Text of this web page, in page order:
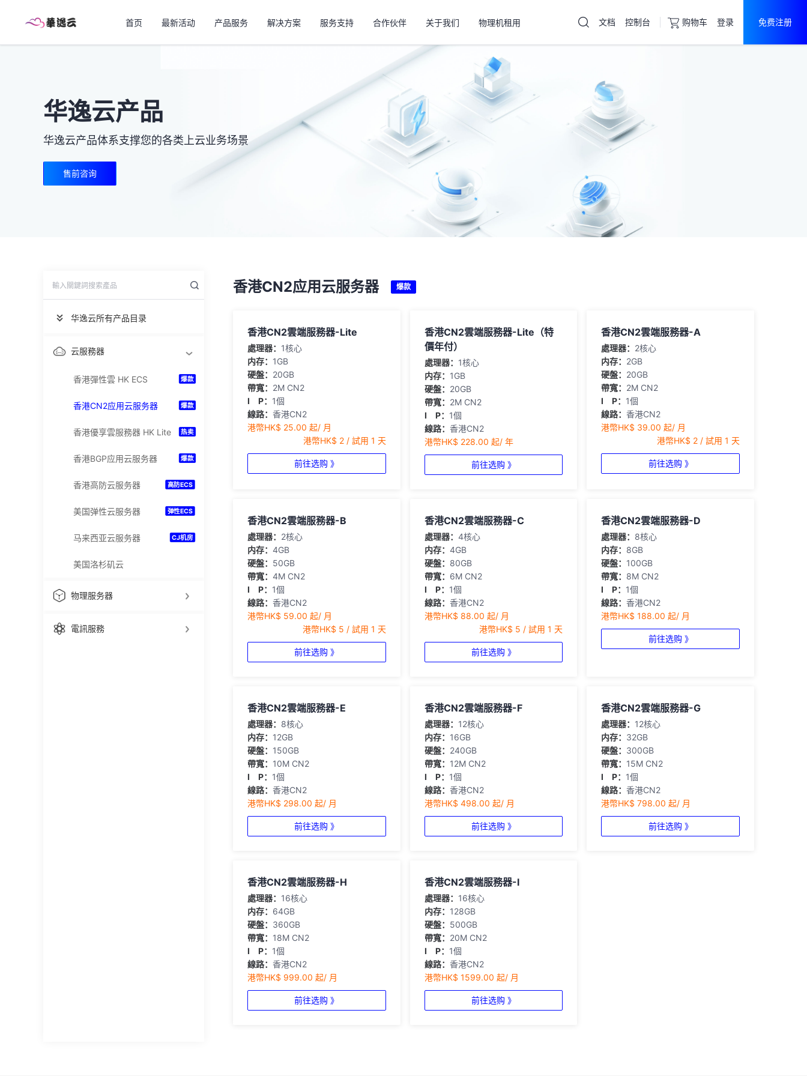
首页 最新活动 产品服务 解决方案 服务支持 合作伙伴 关于我们 物理机租用
香港服务器
免实名认证
文档 控制台 购物车 登录 免费注册
华逸云产品
华逸云产品体系支撑您的各类上云业务场景
售前咨询
华逸云所有产品目录
云服務器
香港彈性雲 HK ECS 爆款
香港CN2应用云服务器 爆款
香港優享雲服務器 HK Lite 热卖
香港BGP应用云服务器 爆款
香港高防云服务器 高防ECS
美国弹性云服务器 弹性ECS
马来西亚云服务器 CJ机房
美国洛杉矶云
物理服务器
電訊服務
香港CN2应用云服务器 爆款
香港CN2雲端服務器-Lite
處理器： 1核心
内存： 1GB
硬盤： 20GB
帶寬： 2M CN2
I P： 1個
線路： 香港CN2
港幣HK$ 25.00 起/ 月
港幣HK$ 2 / 試用 1 天
前往选购 》
香港CN2雲端服務器-Lite（特
價年付）
處理器： 1核心
内存： 1GB
硬盤： 20GB
帶寬： 2M CN2
I P： 1個
線路： 香港CN2
港幣HK$ 228.00 起/ 年
前往选购 》
香港CN2雲端服務器-A
處理器： 2核心
内存： 2GB
硬盤： 20GB
帶寬： 2M CN2
I P： 1個
線路：香港CN2
港幣HK$ 39.00 起/ 月
港幣HK$ 2 / 試用 1 天
前往选购 》
香港CN2雲端服務器-B
處理器： 2核心
内存： 4GB
硬盤： 50GB
帶寬： 4M CN2
I P： 1個
線路： 香港CN2
港幣HK$ 59.00 起/ 月
港幣HK$ 5 / 試用 1 天
前往选购 》
香港CN2雲端服務器-C
處理器： 4核心
内存： 4GB
硬盤： 80GB
帶寬： 6M CN2
I P： 1個
線路： 香港CN2
港幣HK$ 88.00 起/ 月
港幣HK$ 5 / 試用 1 天
前往选购 》
香港CN2雲端服務器-D
處理器： 8核心
内存： 8GB
硬盤： 100GB
帶寬： 8M CN2
I P： 1個
線路：香港CN2
港幣HK$ 188.00 起/ 月
前往选购 》
香港CN2雲端服務器-E
處理器： 8核心
内存： 12GB
硬盤： 150GB
帶寬： 10M CN2
I P： 1個
線路： 香港CN2
港幣HK$ 298.00 起/ 月
前往选购 》
香港CN2雲端服務器-F
處理器： 12核心
内存： 16GB
硬盤： 240GB
帶寬： 12M CN2
I P： 1個
線路： 香港CN2
港幣HK$ 498.00 起/ 月
前往选购 》
香港CN2雲端服務器-G
處理器： 12核心
内存： 32GB
硬盤： 300GB
帶寬： 15M CN2
I P： 1個
線路：香港CN2
港幣HK$ 798.00 起/ 月
前往选购 》
香港CN2雲端服務器-H
處理器： 16核心
内存： 64GB
硬盤： 360GB
帶寬： 18M CN2
I P： 1個
線路： 香港CN2
港幣HK$ 999.00 起/ 月
前往选购 》
香港CN2雲端服務器-I
處理器： 16核心
内存： 128GB
硬盤： 500GB
帶寬： 20M CN2
I P： 1個
線路： 香港CN2
港幣HK$ 1599.00 起/ 月
前往选购 》